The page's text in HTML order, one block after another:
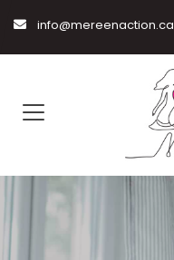
info@mereenaction.ca